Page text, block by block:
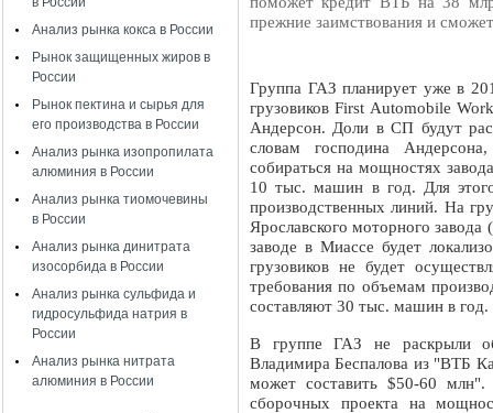
Анализ рынка кокса в России
Рынок защищенных жиров в
России
Рынок пектина и сырья для
его производства в России
Анализ рынка изопропилата
алюминия в России
Анализ рынка тиомочевины
в России
Анализ рынка динитрата
изосорбида в России
Анализ рынка сульфида и
гидросульфида натрия в
России
Анализ рынка нитрата
алюминия в России
прежние заимствования и
Группа ГАЗ планирует уже в
грузовиков First Automobile
Андерсон. Доли в СП будут
словам господина
собираться на мощностях
10 тыс. машин в год. Для
производственных линий. На
Ярославского моторного
заводе в Миассе будет
грузовиков не будет
требования по объемам
составляют 30 тыс. машин в год.
В группе ГАЗ не раскрыли
Владимира Беспалова из "ВТБ
может составить $50-60
сборочных проекта на